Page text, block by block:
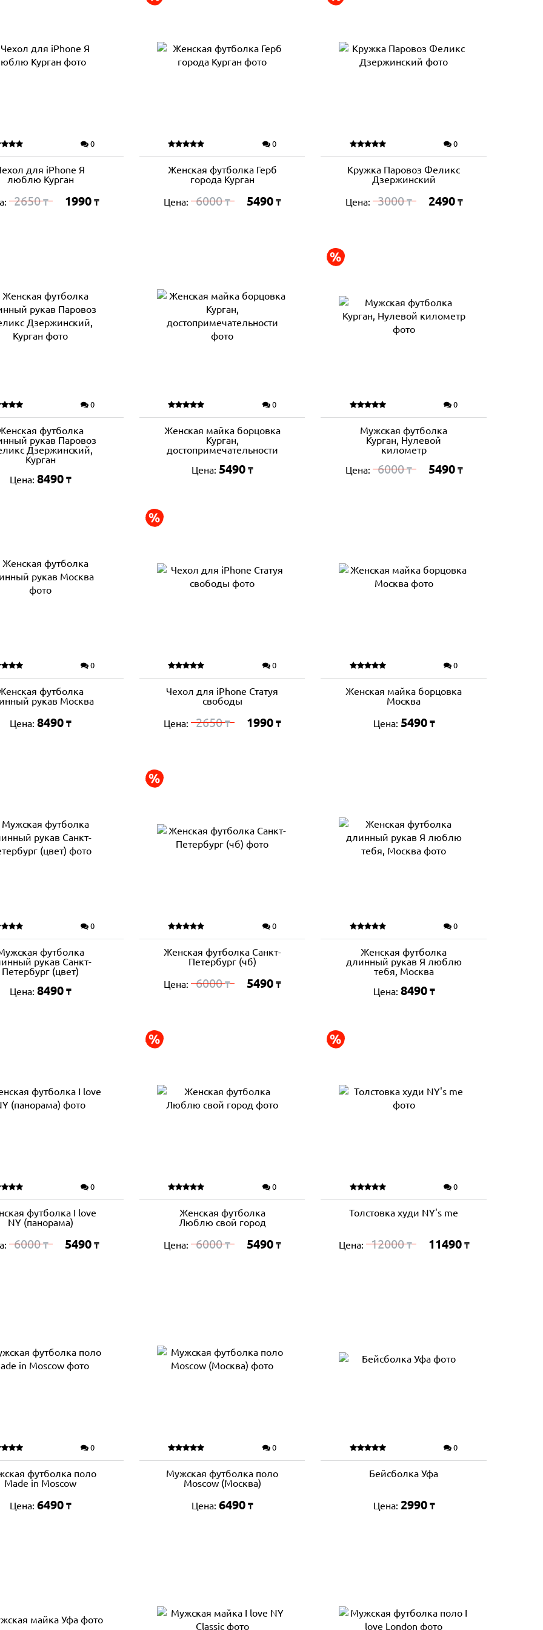
0
для iPhone Я
люблю Курган
2650₸ 1990 ₸
0
Женская футболка Герб
города Курган
Цена: 6000₸ 5490 ₸
0
Кружка Паровоз Феликс
Дзержинский
Цена: 3000₸ 2490 ₸
0
футболка
рукав Паровоз
Дзержинский,
Курган
Цена:8490 ₸
0
Женская майка борцовка
Курган,
достопримечательности
Цена:5490 ₸
0
Мужская футболка
Курган, Нулевой
километр
Цена:
6000₸ 5490 ₸
0
футболка
рукав Москва
Цена:8490 ₸
0
Чехол для iPhone Статуя
свободы
Цена: 2650₸ 1990 ₸
0
Женская майка борцовка
Москва
Цена: 5490 ₸
0
футболка
рукав Санкт-
Петербург (цвет)
Цена:8490 ₸
0
Женская футболка Санкт-
Петербург (чб)
Цена: 6000₸ 5490 ₸
0
Женская футболка
длинный рукав Я люблю
тебя, Москва
Цена: 8490 ₸
0
футболка I love
NY (панорама)
6000₸ 5490 ₸
0
Женская футболка
Люблю свой город
Цена: 6000₸ 5490 ₸
0
Толстовка худи NY's me
Цена: 12000₸ 11490 ₸
0
футболка поло
Made in Moscow
Цена:6490 ₸
0
Мужская футболка поло
Moscow (Москва)
Цена:6490 ₸
0
Бейсболка Уфа
Цена: 2990 ₸